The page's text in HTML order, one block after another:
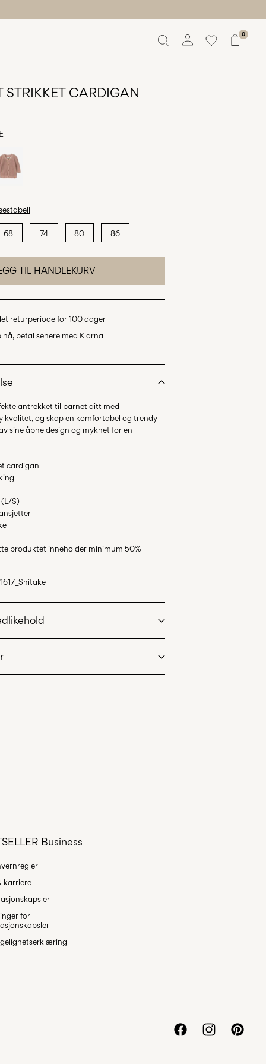
0
STRIKKET CARDIGAN
68 74 80 86
TIL HANDLEKURV
returperiode for 100 dager
nå, betal senere med Klarna
antrekket til barnet ditt med
kvalitet, og skap en komfortabel og trendy
sine åpne design og mykhet for en
cardigan
(L/S)
produktet inneholder minimum 50%
Business
karriere
for